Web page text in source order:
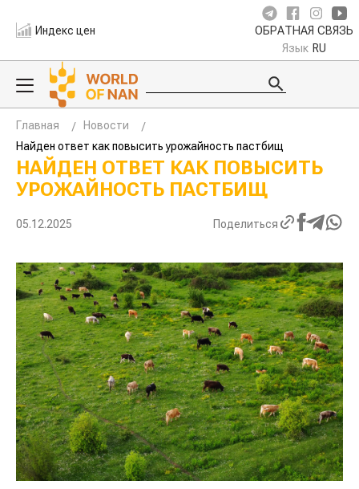
Индекс цен ОБРАТНАЯ СВЯЗЬ
Язык RU
Главная
Новости
Найден ответ как повысить урожайность пастбищ
НАЙДЕН ОТВЕТ КАК ПОВЫСИТЬ
УРОЖАЙНОСТЬ ПАСТБИЩ
05.12.2025 Поделиться